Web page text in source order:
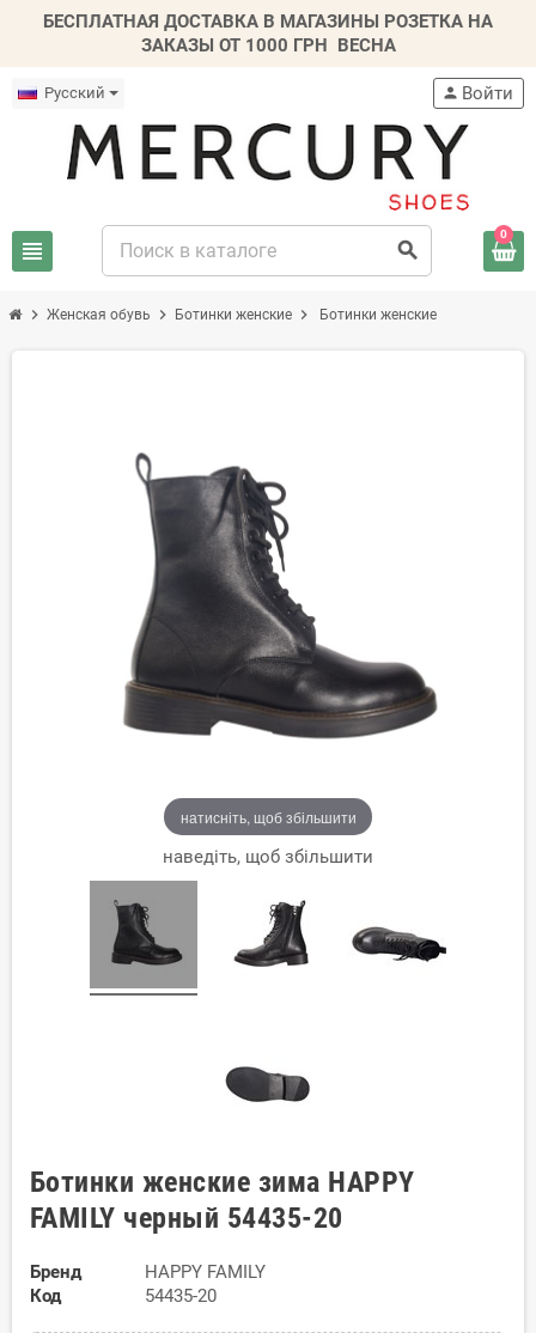
БЕСПЛАТНАЯ ДОСТАВКА В МАГАЗИНЫ РОЗЕТКА НА
ЗАКАЗЫ ОТ 1000 ГРН ВЕСНА
Русский
view_headline search
person Войти
0
chevron_right Женская обувь chevron_right Ботинки женские chevron_right Ботинки женские
натисніть, щоб збільшити
наведіть, щоб збільшити
Ботинки женские зима HAPPY
FAMILY черный 54435-20
Бренд
HAPPY FAMILY
Код
54435-20